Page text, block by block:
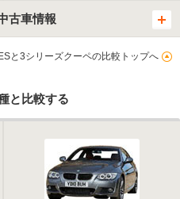
古車情報
ESと3シリーズクーペの比較トップへ
と比較する